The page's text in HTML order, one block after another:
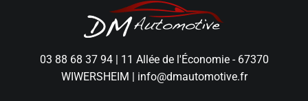
03 88 68 37 94| 11 Allée de l'Économie - 67370
WIWERSHEIM | info@dmautomotive.fr